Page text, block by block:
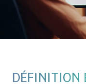
DÉFINITION